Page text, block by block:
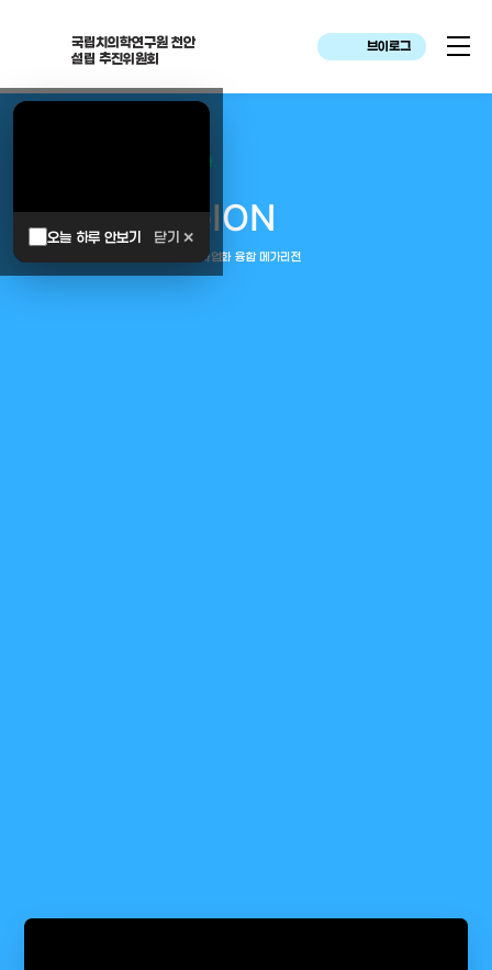
국립치의학연구원 천안
설립 추진위원회
브이로그
오늘 하루 안보기 닫기 ✕
대한민국은 두번이나 약속하였습니다.
MEGAREGION
중부권 전체를 잇는 연구–임상–평가–사업화 융합 메가리전